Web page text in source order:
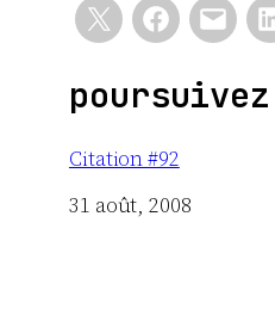
Citation #92
Date
31 août, 2008